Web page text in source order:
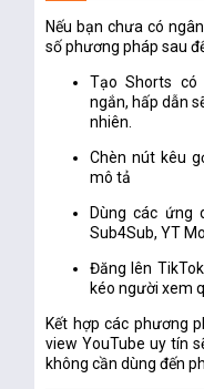
Nếu bạn chưa có
số phương pháp sau
Tạo Shorts
ngắn, hấp dẫn
nhiên.
Chèn nút kêu
mô tả
Dùng các ứng
Sub4Sub, YT
Đăng lên
kéo người xem
Kết hợp các phương
view YouTube uy tín
không cần dùng đến